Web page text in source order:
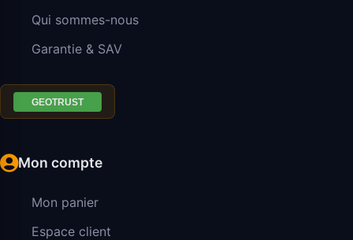
Qui sommes-nous
Garantie & SAV
Mon compte
Mon panier
Espace client